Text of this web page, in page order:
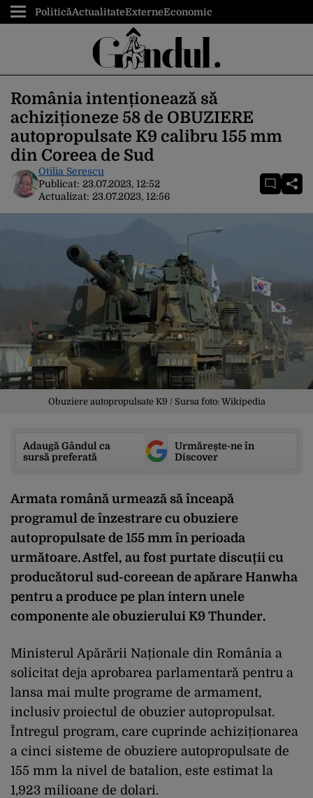
PoliticăActualitateExterneEconomic
România intenționează să
achiziționeze 58 de OBUZIERE
autopropulsate K9 calibru 155 mm
din Coreea de Sud
Otilia Serescu
Publicat: 23.07.2023, 12:52
Actualizat: 23.07.2023, 12:56
Obuziere autopropulsate K9 / Sursa foto: Wikipedia
Adaugă Gândul ca
sursă preferată
Urmărește-ne în
Discover
Armata română urmează să înceapă
programul de înzestrare cu obuziere
autopropulsate de 155 mm în perioada
următoare. Astfel, au fost purtate discuții cu
producătorul sud-coreean de apărare Hanwha
pentru a produce pe plan intern unele
componente ale obuzierului K9 Thunder.
Ministerul Apărării Naționale din România a
solicitat deja aprobarea parlamentară pentru a
lansa mai multe programe de armament,
inclusiv proiectul de obuzier autopropulsat.
Întregul program, care cuprinde achiziționarea
a cinci sisteme de obuziere autopropulsate de
155 mm la nivel de batalion, este estimat la
1,923 milioane de dolari.